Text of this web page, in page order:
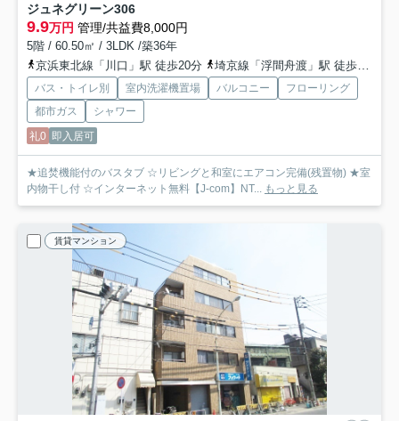
ジュネグリーン306
9.9万円 管理/共益費8,000円
5階 / 60.50㎡ / 3LDK /築36年
京浜東北線「川口」駅 徒歩20分
埼京線「浮間舟渡」駅 徒歩45分
バス・トイレ別 室内洗濯機置場 バルコニー
フローリング
都市ガス
シャワー
礼0 即入居可
★追焚機能付のバスタブ ☆リビングと和室にエアコン完備(残置物) ★室
内物干し付 ☆インターネット無料【J-com】NT... もっと見る
賃貸マンション